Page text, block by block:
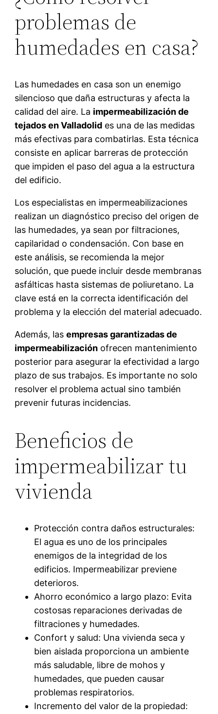
problemas de
humedades en casa?
Las humedades en casa son un enemigo
silencioso que daña estructuras y afecta la
calidad del aire. La impermeabilización de
tejados en Valladolid es una de las medidas
más efectivas para combatirlas. Esta técnica
consiste en aplicar barreras de protección
que impiden el paso del agua a la estructura
del edificio.
Los especialistas en impermeabilizaciones
realizan un diagnóstico preciso del origen de
las humedades, ya sean por filtraciones,
capilaridad o condensación. Con base en
este análisis, se recomienda la mejor
solución, que puede incluir desde membranas
asfálticas hasta sistemas de poliuretano. La
clave está en la correcta identificación del
problema y la elección del material adecuado.
Además, lasempresas garantizadas de
impermeabilización ofrecen mantenimiento
posterior para asegurar la efectividad a largo
plazo de sus trabajos. Es importante no solo
resolver el problema actual sino también
prevenir futuras incidencias.
Beneficios de
impermeabilizar tu
vivienda
Protección contra daños estructurales:
El agua es uno de los principales
enemigos de la integridad de los
edificios. Impermeabilizar previene
deterioros.
Ahorro económico a largo plazo: Evita
costosas reparaciones derivadas de
filtraciones y humedades.
Confort y salud: Una vivienda seca y
bien aislada proporciona un ambiente
más saludable, libre de mohos y
humedades, que pueden causar
problemas respiratorios.
Incremento del valor de la propiedad: